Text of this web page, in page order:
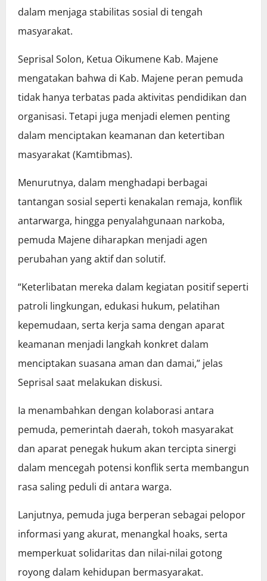
dalam menjaga stabilitas sosial di tengah
masyarakat.
Seprisal Solon, Ketua Oikumene Kab. Majene
mengatakan bahwa di Kab. Majene peran pemuda
tidak hanya terbatas pada aktivitas pendidikan dan
organisasi. Tetapi juga menjadi elemen penting
dalam menciptakan keamanan dan ketertiban
masyarakat (Kamtibmas).
Menurutnya, dalam menghadapi berbagai
tantangan sosial seperti kenakalan remaja, konflik
antarwarga, hingga penyalahgunaan narkoba,
pemuda Majene diharapkan menjadi agen
perubahan yang aktif dan solutif.
“Keterlibatan mereka dalam kegiatan positif seperti
patroli lingkungan, edukasi hukum, pelatihan
kepemudaan, serta kerja sama dengan aparat
keamanan menjadi langkah konkret dalam
menciptakan suasana aman dan damai,” jelas
Seprisal saat melakukan diskusi.
Ia menambahkan dengan kolaborasi antara
pemuda, pemerintah daerah, tokoh masyarakat
dan aparat penegak hukum akan tercipta sinergi
dalam mencegah potensi konflik serta membangun
rasa saling peduli di antara warga.
Lanjutnya, pemuda juga berperan sebagai pelopor
informasi yang akurat, menangkal hoaks, serta
memperkuat solidaritas dan nilai-nilai gotong
royong dalam kehidupan bermasyarakat.